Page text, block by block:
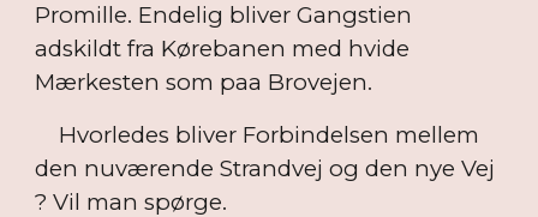
Promille. Endelig bliver Gangstien
adskildt fra Kørebanen med hvide
Mærkesten som paa Brovejen.
Hvorledes bliver Forbindelsen mellem
den nuværende Strandvej og den nye Vej
? Vil man spørge.